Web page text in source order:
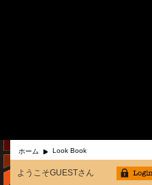
ホーム Look Book
ようこそGUESTさん